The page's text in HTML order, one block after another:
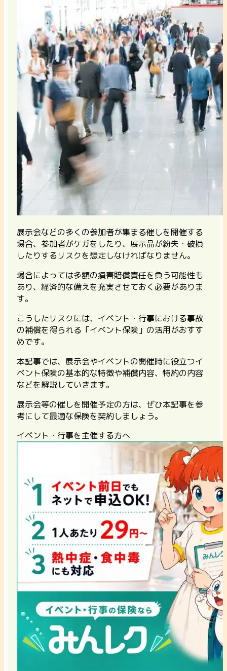
展示会などの多くの参加者が集まる催しを開催する
場合、参加者がケガをしたり、展示品が紛失・破損
したりするリスクを想定しなければなりません。
場合によっては多額の損害賠償責任を負う可能性も
あり、経済的な備えを充実させておく必要がありま
す。
こうしたリスクには、イベント・行事における事故
の補償を得られる「イベント保険」の活用がおすす
めです。
本記事では、展示会やイベントの開催時に役立つイ
ベント保険の基本的な特徴や補償内容、特約の内容
などを解説していきます。
展示会等の催しを開催予定の方は、ぜひ本記事を参
考にして最適な保険を契約しましょう。
イベント・行事を主催する方へ